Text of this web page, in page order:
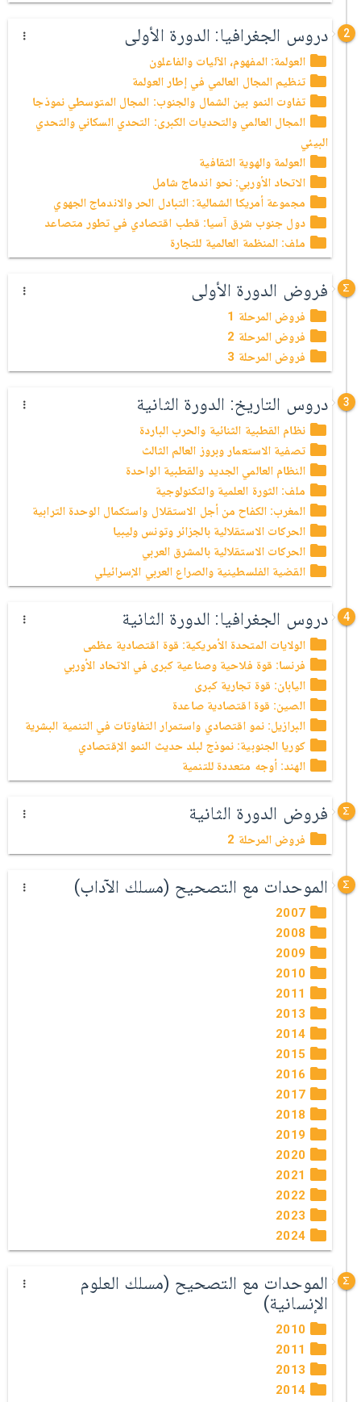
2 دروس الجغرافيا: الدورة الأولى
العولمة: المفهوم، الآليات والفاعلون
تنظيم المجال العالمي في إطار العولمة
تفاوت النمو بين الشمال والجنوب: المجال المتوسطي نموذجا
المجال العالمي والتحديات الكبرى: التحدي السكاني والتحدي
البيئي
العولمة والهوية الثقافية
الاتحاد الأوربي: نحو اندماج شامل
مجموعة أمريكا الشمالية: التبادل الحر والاندماج الجهوي
دول جنوب شرق آسيا: قطب اقتصادي في تطور متصاعد
ملف: المنظمة العالمية للتجارة
فروض الدورة الأولى
فروض المرحلة 1
فروض المرحلة 2
فروض المرحلة 3
3 دروس التاريخ: الدورة الثانية
نظام القطبية الثنائية والحرب الباردة
تصفية الاستعمار وبروز العالم الثالث
النظام العالمي الجديد والقطبية الواحدة
ملف: الثورة العلمية والتكنولوجية
المغرب: الكفاح من أجل الاستقلال واستكمال الوحدة الترابية
الحركات الاستقلالية بالجزائر وتونس وليبيا
الحركات الاستقلالية بالمشرق العربي
القضية الفلسطينية والصراع العربي الإسرائيلي
4 دروس الجغرافيا: الدورة الثانية
الولايات المتحدة الأمريكية: قوة اقتصادية عظمى
فرنسا: قوة فلاحية وصناعية كبرى في الاتحاد الأوربي
اليابان: قوة تجارية كبرى
الصين: قوة اقتصادية صاعدة
البرازيل: نمو اقتصادي واستمرار التفاوتات في التنمية البشرية
كوريا الجنوبية: نموذج لبلد حديث النمو الإقتصادي
الهند: أوجه متعددة للتنمية
فروض الدورة الثانية
فروض المرحلة 2
الموحدات مع التصحيح (مسلك الآداب)
2007
2008
2009
2010
2011
2013
2014
2015
2016
2017
2018
2019
2020
2021
2022
2023
2024
الموحدات مع التصحيح (مسلك العلوم
الإنسانية)
2010
2011
2013
2014